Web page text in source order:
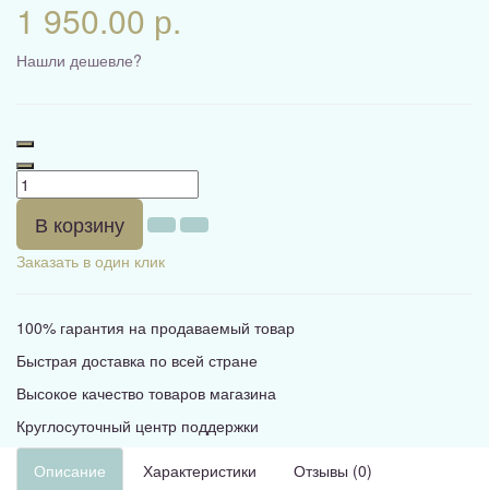
1 950.00 р.
Нашли дешевле?
В корзину
Заказать в один клик
100% гарантия на продаваемый товар
Быстрая доставка по всей стране
Высокое качество товаров магазина
Круглосуточный центр поддержки
Описание Характеристики
Отзывы (0)